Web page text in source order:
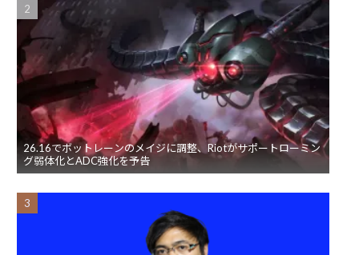
26.16でボットレーンのメイジに調整、Riotがサポートローミン
グ弱体化とADC強化を予告